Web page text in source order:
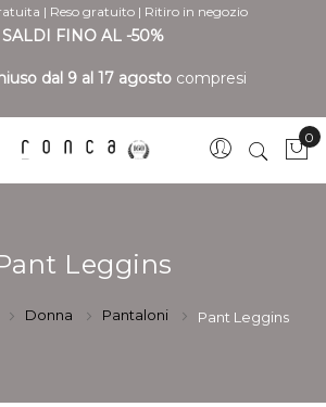
| Reso gratuito | Ritiro in negozio
SALDI FINO AL -50%
dal 9 al 17 agosto compresi
0
Leggins
Donna Pantaloni Pant Leggins